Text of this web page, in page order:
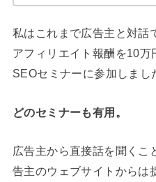
私はこれまで広告主と対話
アフィリエイト報酬を10万
SEOセミナーに参加しまし
どのセミナーも有用。
広告主から直接話を聞くこ
告主のウェブサイトからは